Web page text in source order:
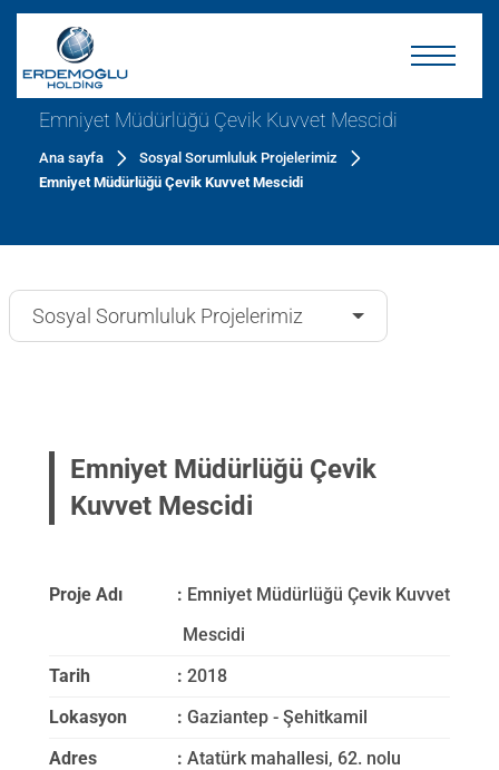
Emniyet Müdürlüğü Çevik Kuvvet Mescidi
Ana sayfa
Sosyal Sorumluluk Projelerimiz
Emniyet Müdürlüğü Çevik Kuvvet Mescidi
Sosyal Sorumluluk Projelerimiz
Emniyet Müdürlüğü Çevik
Kuvvet Mescidi
Proje Adı : Emniyet Müdürlüğü Çevik Kuvvet
Mescidi
Tarih
: 2018
Lokasyon
: Gaziantep - Şehitkamil
Adres
: Atatürk mahallesi, 62. nolu